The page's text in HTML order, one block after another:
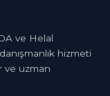
ve Helal
hizmeti
ve uzman